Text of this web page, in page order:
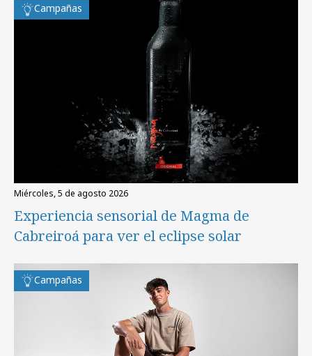
Campañas
miércoles, 5 de agosto 2026
Experiencia sensorial de Magma de
Cabreiroá para ver el eclipse solar
Campañas